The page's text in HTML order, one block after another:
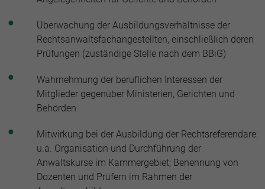
Überwachung der Ausbildungsverhältnisse der
Rechtsanwaltsfachangestellten, einschließlich deren
Prüfungen (zuständige Stelle nach dem BBiG)
Wahrnehmung der beruflichen Interessen der
Mitglieder gegenüber Ministerien, Gerichten und
Behörden
Mitwirkung bei der Ausbildung der Rechtsreferendare:
u.a. Organisation und Durchführung der
Anwaltskurse im Kammergebiet; Benennung von
Dozenten und Prüfern im Rahmen der